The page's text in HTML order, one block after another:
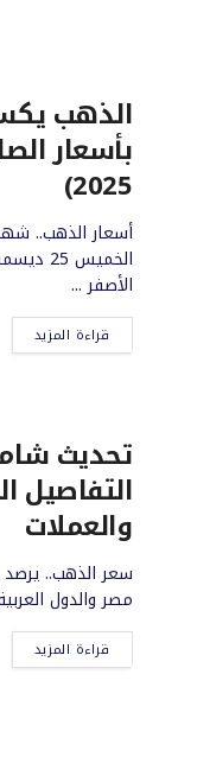
الذهب
2025)
أسعار الذهب..
الأصفر ...
قراءة المزيد
تحديث
التفاصيل
والعملات
سعر الذهب..
مصر والدول
قراءة المزيد